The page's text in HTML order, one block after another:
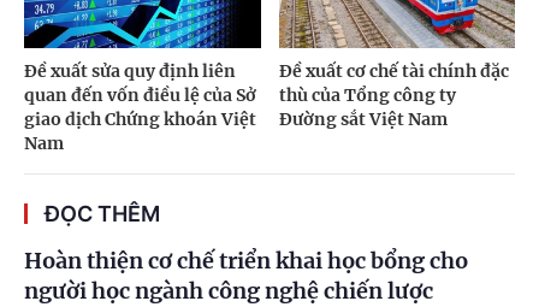
Đề xuất sửa quy định liên
quan đến vốn điều lệ của Sở
giao dịch Chứng khoán Việt
Nam
Đề xuất cơ chế tài chính đặc
thù của Tổng công ty
Đường sắt Việt Nam
ĐỌC THÊM
Hoàn thiện cơ chế triển khai học bổng cho
người học ngành công nghệ chiến lược